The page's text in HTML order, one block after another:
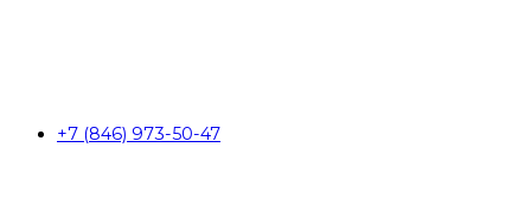
+7 (846) 973-50-47